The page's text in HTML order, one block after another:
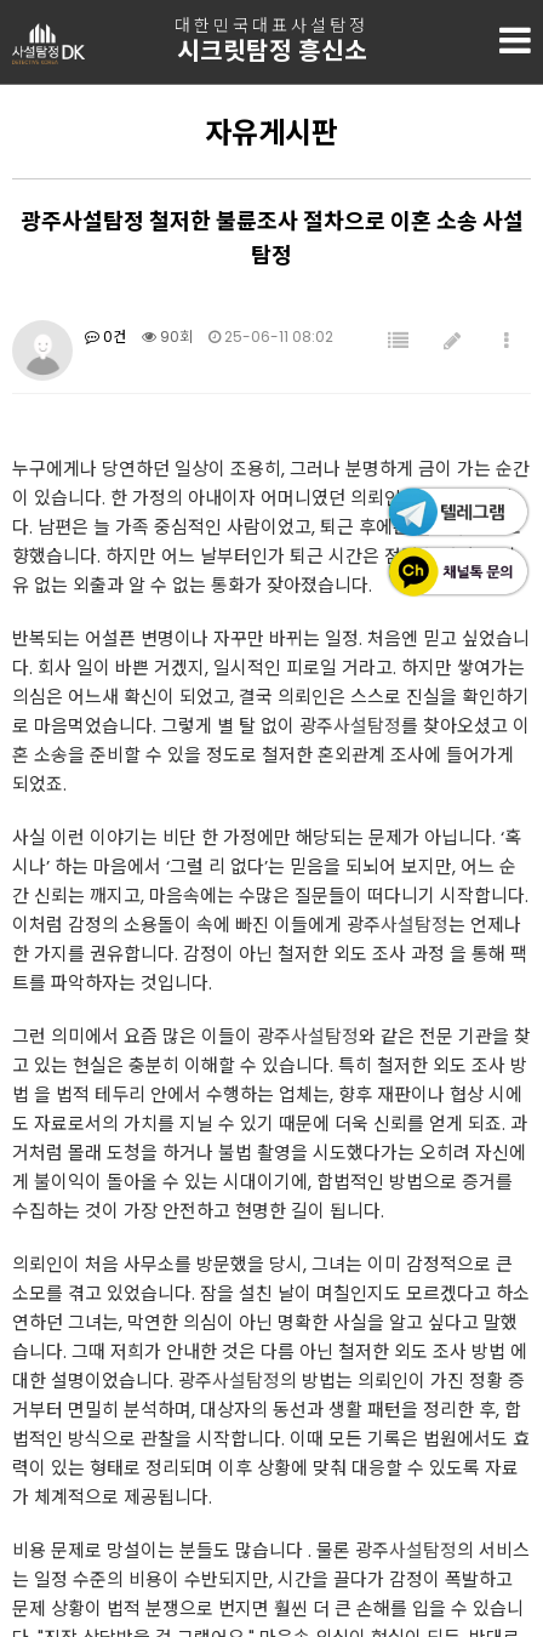
대한민국대표사설탐정
시크릿탐정 흥신소
자유게시판
광주사설탐정 철저한 불륜조사 절차으로 이혼 소송 사설
탐정
0건 90회 25-06-11 08:02
누구에게나 당연하던 일상이 조용히, 그러나 분명하게 금이 가는 순간
이 있습니다. 한 가정의 아내이자 어머니였던 의뢰인 역시 그랬습니
다. 남편은 늘 가족 중심적인 사람이었고, 퇴근 후에는 언제나 집으로
향했습니다. 하지만 어느 날부터인가 퇴근 시간은 점점 늦어졌고, 이
유 없는 외출과 알 수 없는 통화가 잦아졌습니다.
반복되는 어설픈 변명이나 자꾸만 바뀌는 일정. 처음엔 믿고 싶었습니
다. 회사 일이 바쁜 거겠지, 일시적인 피로일 거라고. 하지만 쌓여가는
의심은 어느새 확신이 되었고, 결국 의뢰인은 스스로 진실을 확인하기
로 마음먹었습니다. 그렇게 별 탈 없이 광주사설탐정를 찾아오셨고 이
혼 소송을 준비할 수 있을 정도로 철저한 혼외관계 조사에 들어가게
되었죠.
사실 이런 이야기는 비단 한 가정에만 해당되는 문제가 아닙니다. ‘혹
시나’ 하는 마음에서 ‘그럴 리 없다’는 믿음을 되뇌어 보지만, 어느 순
간 신뢰는 깨지고, 마음속에는 수많은 질문들이 떠다니기 시작합니다.
이처럼 감정의 소용돌이 속에 빠진 이들에게 광주사설탐정는 언제나
한 가지를 권유합니다. 감정이 아닌 철저한 외도 조사 과정 을 통해 팩
트를 파악하자는 것입니다.
그런 의미에서 요즘 많은 이들이 광주사설탐정와 같은 전문 기관을 찾
고 있는 현실은 충분히 이해할 수 있습니다. 특히 철저한 외도 조사 방
법 을 법적 테두리 안에서 수행하는 업체는, 향후 재판이나 협상 시에
도 자료로서의 가치를 지닐 수 있기 때문에 더욱 신뢰를 얻게 되죠. 과
거처럼 몰래 도청을 하거나 불법 촬영을 시도했다가는 오히려 자신에
게 불이익이 돌아올 수 있는 시대이기에, 합법적인 방법으로 증거를
수집하는 것이 가장 안전하고 현명한 길이 됩니다.
의뢰인이 처음 사무소를 방문했을 당시, 그녀는 이미 감정적으로 큰
소모를 겪고 있었습니다. 잠을 설친 날이 며칠인지도 모르겠다고 하소
연하던 그녀는, 막연한 의심이 아닌 명확한 사실을 알고 싶다고 말했
습니다. 그때 저희가 안내한 것은 다름 아닌 철저한 외도 조사 방법 에
대한 설명이었습니다. 광주사설탐정의 방법는 의뢰인이 가진 정황 증
거부터 면밀히 분석하며, 대상자의 동선과 생활 패턴을 정리한 후, 합
법적인 방식으로 관찰을 시작합니다. 이때 모든 기록은 법원에서도 효
력이 있는 형태로 정리되며 이후 상황에 맞춰 대응할 수 있도록 자료
가 체계적으로 제공됩니다.
비용 문제로 망설이는 분들도 많습니다 . 물론 광주사설탐정의 서비스
는 일정 수준의 비용이 수반되지만, 시간을 끌다가 감정이 폭발하고
문제 상황이 법적 분쟁으로 번지면 훨씬 더 큰 손해를 입을 수 있습니